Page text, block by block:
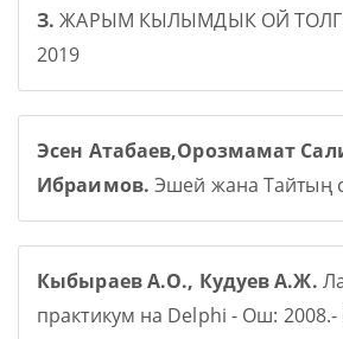
З. ЖАРЫМ КЫЛЫМДЫК ОЙ
2019
Эсен Атабаев,Орозмамат
Ибраимов. Эшей жана Тайтың
Кыбыраев А.О., Кудуев А.Ж.
практикум на Delphi - Ош: 2008.-